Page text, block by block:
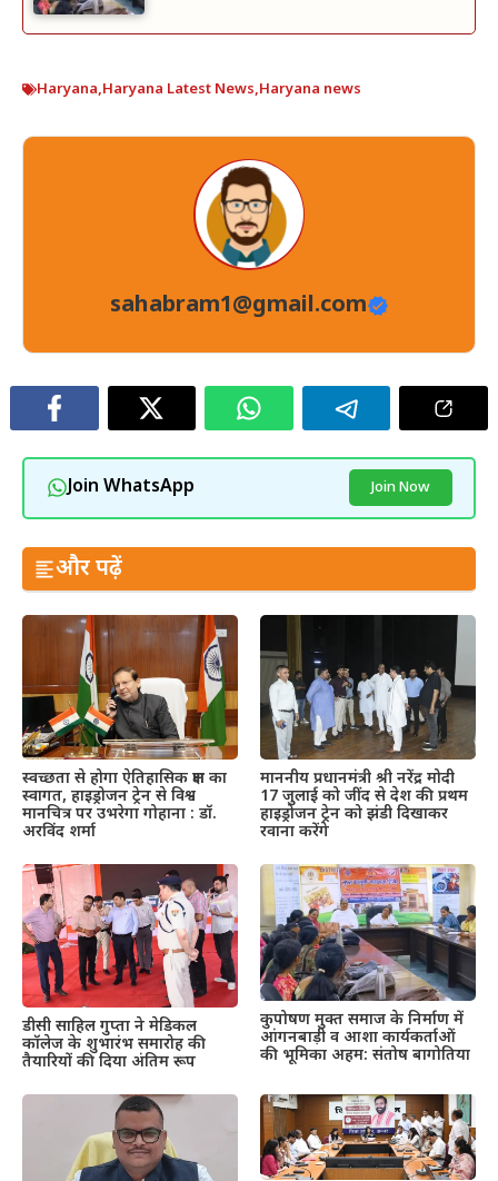
Haryana,Haryana Latest News,Haryana news
sahabram1@gmail.com
Join WhatsApp Join Now
और पढ़ें
स्वच्छता से होगा ऐतिहासिक क्षण का
स्वागत, हाइड्रोजन ट्रेन से विश्व
मानचित्र पर उभरेगा गोहाना : डॉ.
अरविंद शर्मा
माननीय प्रधानमंत्री श्री नरेंद्र मोदी
17 जुलाई को जींद से देश की प्रथम
हाइड्रोजन ट्रेन को झंडी दिखाकर
रवाना करेंगे
डीसी साहिल गुप्ता ने मेडिकल
कॉलेज के शुभारंभ समारोह की
तैयारियों की दिया अंतिम रूप
कुपोषण मुक्त समाज के निर्माण में
आंगनबाड़ी व आशा कार्यकर्ताओं
की भूमिका अहम: संतोष बागोतिया